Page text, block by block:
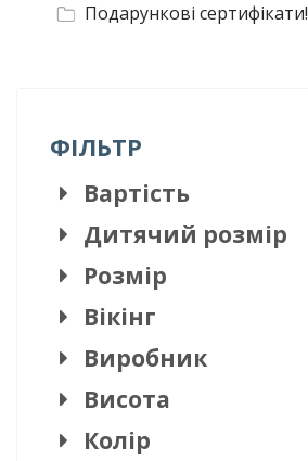
Подарункові сертифікати!
ФІЛЬТР
Вартість
Дитячий розмір
Розмір
Вікінг
Виробник
Висота
Колір